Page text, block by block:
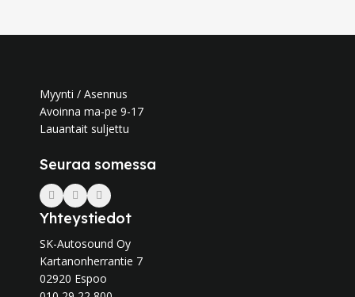
Myynti / Asennus
Avoinna ma-pe 9-17
Lauantait suljettu
Seuraa somessa
Yhteystiedot
SK-Autosound Oy
Kartanonherrantie 7
02920 Espoo